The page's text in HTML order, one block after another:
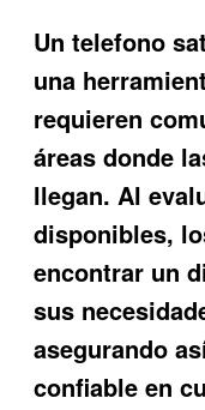
Untelefono
una
requieren
áreas donde
llegan. Al
disponibles,
encontrar un
sus
asegurando
confiable en